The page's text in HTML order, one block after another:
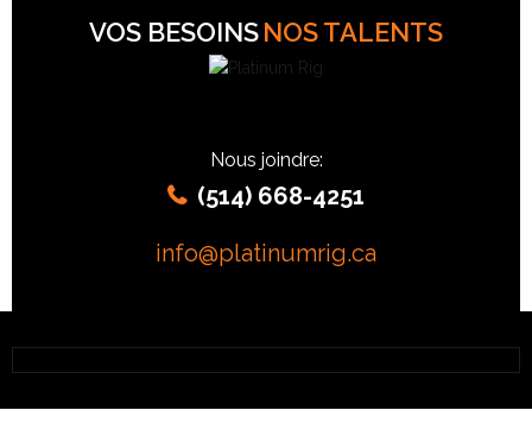
VOS BESOINSNOS TALENTS
Nous joindre:
(514) 668-4251
info@platinumrig.ca